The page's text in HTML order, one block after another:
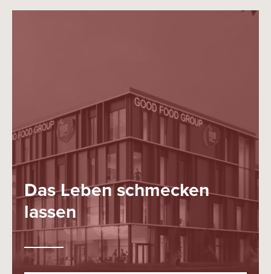
Das Leben schmecken
lassen